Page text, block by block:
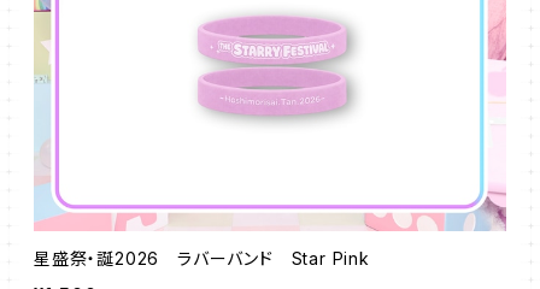
星盛祭・誕2026 ラバーバンド Star Pink